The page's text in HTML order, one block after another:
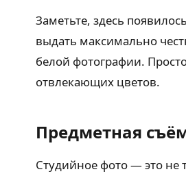
Заметьте, здесь
выдать максимально
белой фотографии.
отвлекающих цветов.
Предметная
Студийное фото — это не